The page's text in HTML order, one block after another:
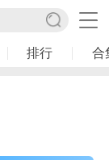
排行 合